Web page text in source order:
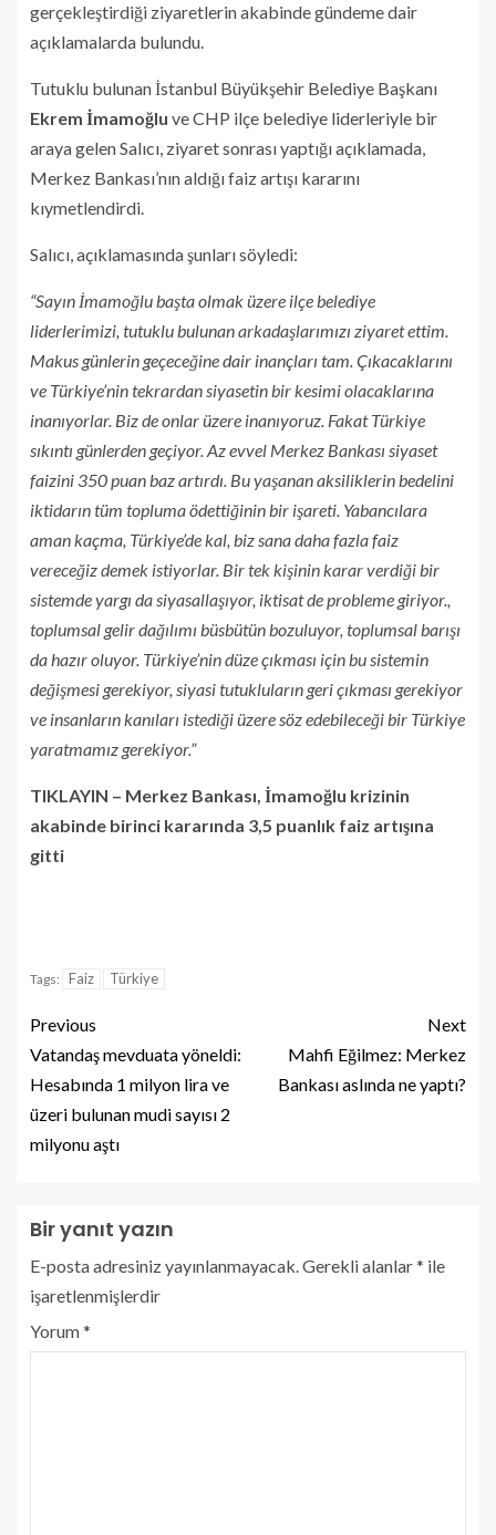
gerçekleştirdiği ziyaretlerin akabinde gündeme dair
açıklamalarda bulundu.
Tutuklu bulunan İstanbul Büyükşehir Belediye Başkanı
Ekrem İmamoğlu ve CHP ilçe belediye liderleriyle bir
araya gelen Salıcı, ziyaret sonrası yaptığı açıklamada,
Merkez Bankası’nın aldığı faiz artışı kararını
kıymetlendirdi.
Salıcı, açıklamasında şunları söyledi:
“Sayın İmamoğlu başta olmak üzere ilçe belediye
liderlerimizi, tutuklu bulunan arkadaşlarımızı ziyaret ettim.
Makus günlerin geçeceğine dair inançları tam. Çıkacaklarını
ve Türkiye’nin tekrardan siyasetin bir kesimi olacaklarına
inanıyorlar. Biz de onlar üzere inanıyoruz. Fakat Türkiye
sıkıntı günlerden geçiyor. Az evvel Merkez Bankası siyaset
faizini 350 puan baz artırdı. Bu yaşanan aksiliklerin bedelini
iktidarın tüm topluma ödettiğinin bir işareti. Yabancılara
aman kaçma, Türkiye’de kal, biz sana daha fazla faiz
vereceğiz demek istiyorlar. Bir tek kişinin karar verdiği bir
sistemde yargı da siyasallaşıyor, iktisat de probleme giriyor.,
toplumsal gelir dağılımı büsbütün bozuluyor, toplumsal barışı
da hazır oluyor. Türkiye’nin düze çıkması için bu sistemin
değişmesi gerekiyor, siyasi tutukluların geri çıkması gerekiyor
ve insanların kanıları istediği üzere söz edebileceği bir Türkiye
yaratmamız gerekiyor.”
TIKLAYIN – Merkez Bankası, İmamoğlu krizinin
akabinde birinci kararında 3,5 puanlık faiz artışına
gitti
Tags: Faiz Türkiye
Previous
Vatandaş mevduata yöneldi:
Hesabında 1 milyon lira ve
üzeri bulunan mudi sayısı 2
milyonu aştı
Next
Mahfi Eğilmez: Merkez
Bankası aslında ne yaptı?
Bir yanıt yazın
E-posta adresiniz yayınlanmayacak.Gerekli alanlar* ile
işaretlenmişlerdir
Yorum*